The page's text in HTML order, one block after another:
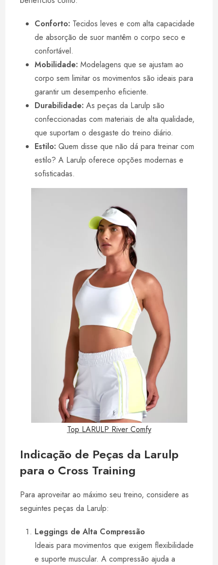
Conforto: Tecidos leves e com alta capacidade
de absorção de suor mantêm o corpo seco e
confortável.
Mobilidade: Modelagens que se ajustam ao
corpo sem limitar os movimentos são ideais para
garantir um desempenho eficiente.
Durabilidade: As peças da Larulp são
confeccionadas com materiais de alta qualidade,
que suportam o desgaste do treino diário.
Estilo: Quem disse que não dá para treinar com
estilo? A Larulp oferece opções modernas e
sofisticadas.
Top LARULP River Comfy
Indicação de Peças da Larulp
para o Cross Training
Para aproveitar ao máximo seu treino, considere as
seguintes peças da Larulp:
Leggings de Alta Compressão
Ideais para movimentos que exigem flexibilidade
e suporte muscular. A compressão ajuda a